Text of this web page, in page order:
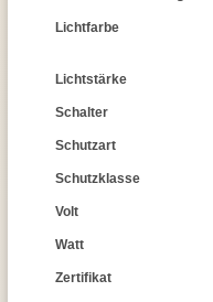
Lichtfarbe
Lichtstärke
Schalter
Schutzart
Schutzklasse
Volt
Watt
Zertifikat